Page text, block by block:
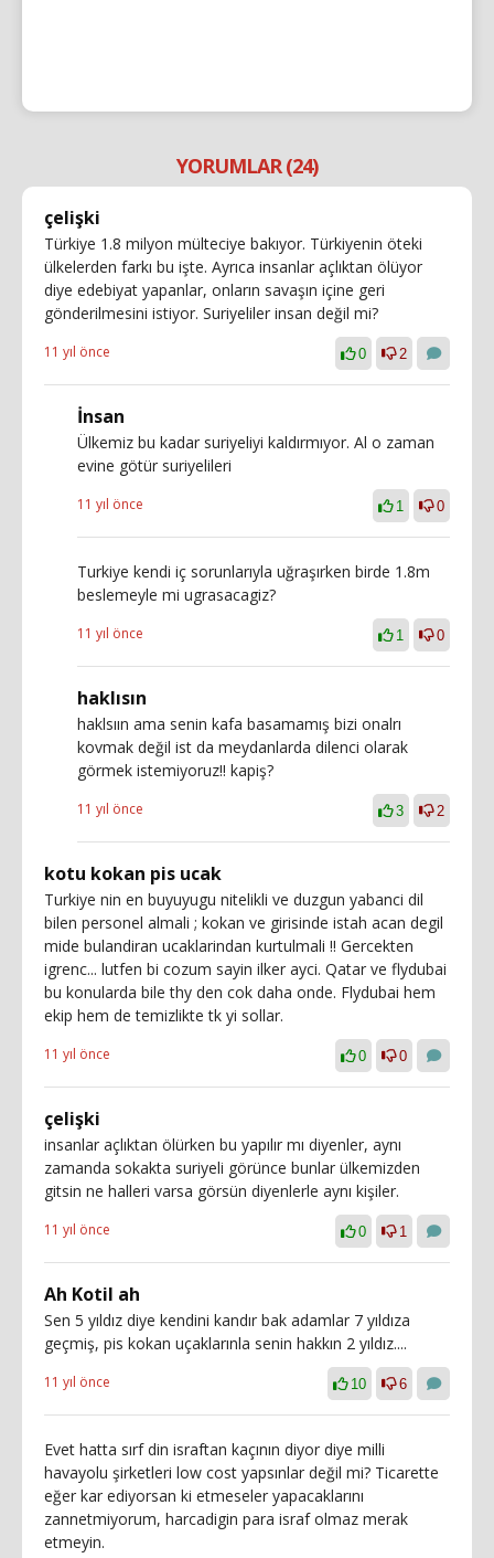
YORUMLAR (24)
çelişki
Türkiye 1.8 milyon mülteciye bakıyor. Türkiyenin öteki
ülkelerden farkı bu işte. Ayrıca insanlar açlıktan ölüyor
diye edebiyat yapanlar, onların savaşın içine geri
gönderilmesini istiyor. Suriyeliler insan değil mi?
11 yıl önce 0 2
İnsan
Ülkemiz bu kadar suriyeliyi kaldırmıyor. Al o zaman
evine götür suriyelileri
11 yıl önce 1 0
Turkiye kendi iç sorunlarıyla uğraşırken birde 1.8m
beslemeyle mi ugrasacagiz?
11 yıl önce 1 0
haklısın
haklsıın ama senin kafa basamamış bizi onalrı
kovmak değil ist da meydanlarda dilenci olarak
görmek istemiyoruz!! kapiş?
11 yıl önce 3 2
kotu kokan pis ucak
Turkiye nin en buyuyugu nitelikli ve duzgun yabanci dil
bilen personel almali ; kokan ve girisinde istah acan degil
mide bulandiran ucaklarindan kurtulmali !! Gercekten
igrenc... lutfen bi cozum sayin ilker ayci. Qatar ve flydubai
bu konularda bile thy den cok daha onde. Flydubai hem
ekip hem de temizlikte tk yi sollar.
11 yıl önce 0 0
çelişki
insanlar açlıktan ölürken bu yapılır mı diyenler, aynı
zamanda sokakta suriyeli görünce bunlar ülkemizden
gitsin ne halleri varsa görsün diyenlerle aynı kişiler.
11 yıl önce 0 1
Ah Kotil ah
Sen 5 yıldız diye kendini kandır bak adamlar 7 yıldıza
geçmiş, pis kokan uçaklarınla senin hakkın 2 yıldız....
11 yıl önce 10 6
Evet hatta sırf din israftan kaçının diyor diye milli
havayolu şirketleri low cost yapsınlar değil mi? Ticarette
eğer kar ediyorsan ki etmeseler yapacaklarını
zannetmiyorum, harcadigin para israf olmaz merak
etmeyin.